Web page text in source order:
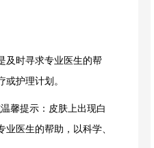
时寻求专业医生的帮
护理计划。
温馨提示：皮肤上出现白
医生的帮助，以科学、